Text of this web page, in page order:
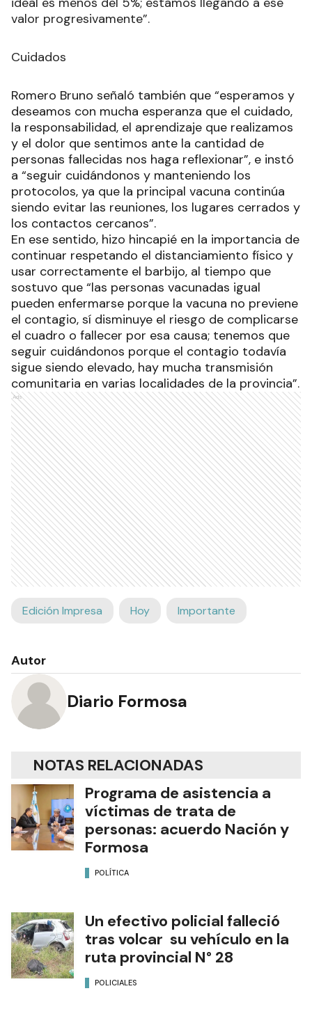
valor progresivamente”.
Cuidados
Romero Bruno señaló también que “esperamos y
deseamos con mucha esperanza que el cuidado,
la responsabilidad, el aprendizaje que realizamos
y el dolor que sentimos ante la cantidad de
personas fallecidas nos haga reflexionar”, e instó
a “seguir cuidándonos y manteniendo los
protocolos, ya que la principal vacuna continúa
siendo evitar las reuniones, los lugares cerrados y
los contactos cercanos”.
En ese sentido, hizo hincapié en la importancia de
continuar respetando el distanciamiento físico y
usar correctamente el barbijo, al tiempo que
sostuvo que “las personas vacunadas igual
pueden enfermarse porque la vacuna no previene
el contagio, sí disminuye el riesgo de complicarse
el cuadro o fallecer por esa causa; tenemos que
seguir cuidándonos porque el contagio todavía
sigue siendo elevado, hay mucha transmisión
comunitaria en varias localidades de la provincia”.
Ads
Edición Impresa Hoy Importante
Autor
Diario Formosa
NOTAS RELACIONADAS
Programa de asistencia a
víctimas de trata de
personas: acuerdo Nación y
Formosa
POLÍTICA
Un efectivo policial falleció
tras volcar su vehículo en la
ruta provincial N° 28
POLICIALES